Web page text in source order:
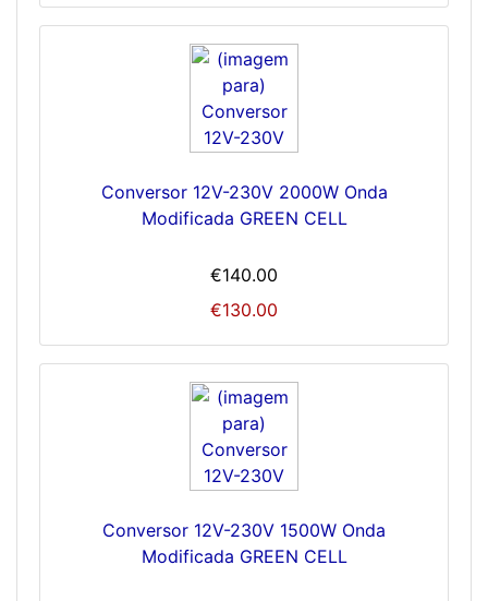
Conversor 12V-230V 2000W Onda
Modificada GREEN CELL
€140.00
€130.00
Conversor 12V-230V 1500W Onda
Modificada GREEN CELL